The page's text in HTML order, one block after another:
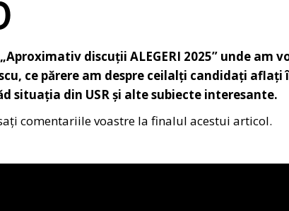
discuții ALEGERI 2025” unde am
ce părere am despre ceilalți candidați aflați
situația din USR și alte subiecte interesante.
comentariile voastre la finalul acestui articol.